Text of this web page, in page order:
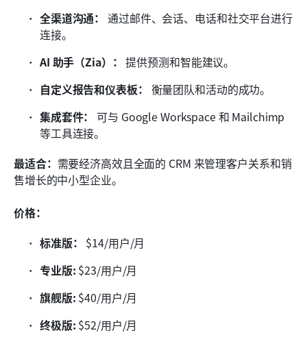
全渠道沟通： 通过邮件、会话、电话和社交平台进行
连接。
AI 助手（Zia）： 提供预测和智能建议。
自定义报告和仪表板： 衡量团队和活动的成功。
集成套件：
可与 Google Workspace 和 Mailchimp
等工具连接。
最适合： 需要经济高效且全面的 CRM 来管理客户关系和销
售增长的中小型企业。
价格：
标准版： $14/用户/月
专业版: $23/用户/月
旗舰版: $40/用户/月
终极版: $52/用户/月